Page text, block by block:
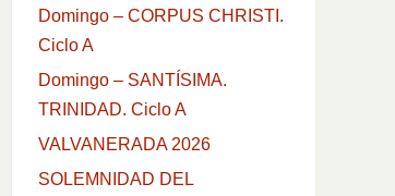
Domingo – CORPUS CHRISTI.
Ciclo A
Domingo – SANTÍSIMA.
TRINIDAD. Ciclo A
VALVANERADA 2026
SOLEMNIDAD DEL